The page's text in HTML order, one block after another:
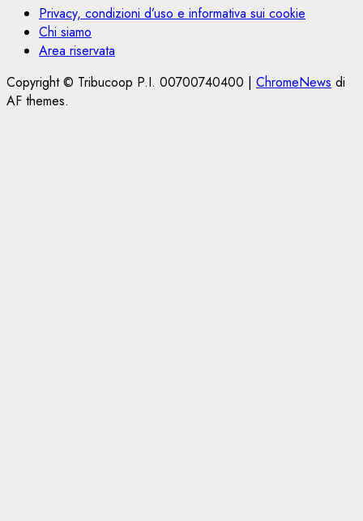
Privacy, condizioni d’uso e informativa sui cookie
Chi siamo
Area riservata
Copyright © Tribucoop P.I. 00700740400 | ChromeNews di
AF themes.